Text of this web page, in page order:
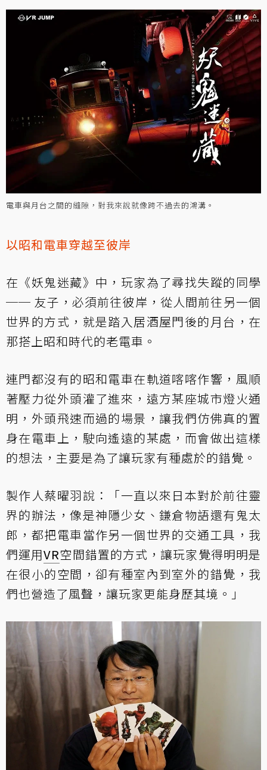
電車與月台之間的縫隙，對我來說就像跨不過去的鴻溝。
以昭和電車穿越至彼岸
在《妖鬼迷藏》中，玩家為了尋找失蹤的同學
── 友子，必須前往彼岸，從人間前往另一個
世界的方式，就是踏入居酒屋門後的月台，在
那搭上昭和時代的老電車。
連門都沒有的昭和電車在軌道喀喀作響，風順
著壓力從外頭灌了進來，遠方某座城市燈火通
明，外頭飛速而過的場景，讓我們仿佛真的置
身在電車上，駛向遙遠的某處，而會做出這樣
的想法，主要是為了讓玩家有種處於的錯覺。
製作人蔡曜羽說：「一直以來日本對於前往靈
界的辦法，像是神隱少女、鎌倉物語還有鬼太
郎，都把電車當作另一個世界的交通工具，我
們運用VR空間錯置的方式，讓玩家覺得明明是
在很小的空間，卻有種室內到室外的錯覺，我
們也營造了風聲，讓玩家更能身歷其境。」